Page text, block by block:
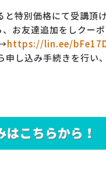
特別価格にて受講頂け
お友達追加をしクーポ
https://lin.ee/
手続きを行い、ク